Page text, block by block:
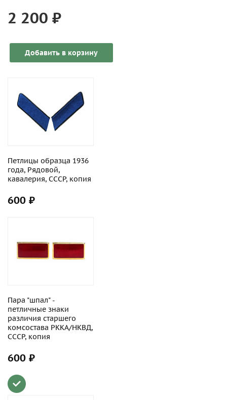
2 200 ₽
Добавить в корзину
Петлицы образца 1936
года, Рядовой,
кавалерия, СССР, копия
600 ₽
Пара "шпал" -
петличные знаки
различия старшего
комсостава РККА/НКВД,
СССР, копия
600 ₽